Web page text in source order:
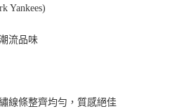
支援離島取退>
免運費
Yankees)
流品味
線條整齊均勻，質感絕佳